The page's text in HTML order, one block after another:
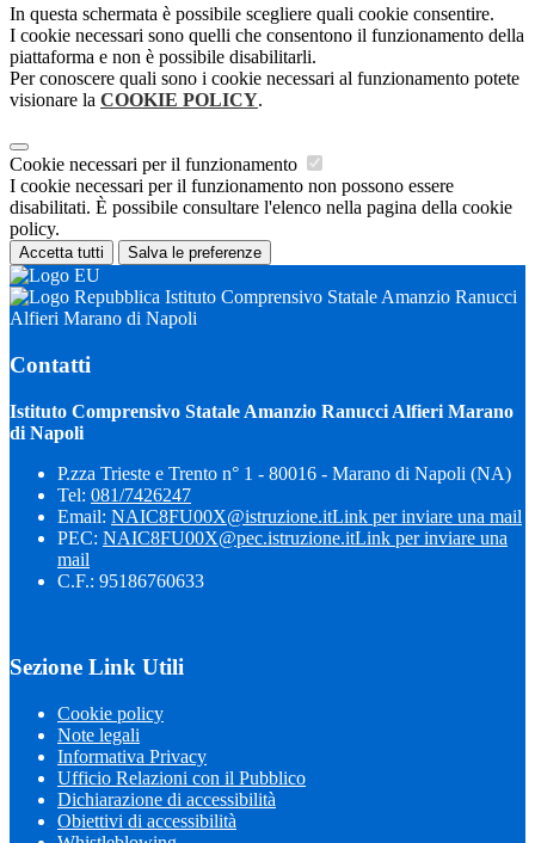
In questa schermata è possibile scegliere quali cookie consentire.
I cookie necessari sono quelli che consentono il funzionamento della
piattaforma e non è possibile disabilitarli.
Per conoscere quali sono i cookie necessari al funzionamento potete
visionare la COOKIE POLICY.
Cookie necessari per il funzionamento
I cookie necessari per il funzionamento non possono essere
disabilitati. È possibile consultare l'elenco nella pagina della cookie
policy.
Accetta tutti Salva le preferenze
Istituto Comprensivo Statale Amanzio Ranucci
Alfieri Marano di Napoli
Contatti
Istituto Comprensivo Statale Amanzio Ranucci Alfieri Marano
di Napoli
P.zza Trieste e Trento n° 1 - 80016 - Marano di Napoli (NA)
Tel: 081/7426247
Email: NAIC8FU00X@istruzione.itLink per inviare una mail
PEC: NAIC8FU00X@pec.istruzione.itLink per inviare una
mail
C.F.: 95186760633
Sezione Link Utili
Cookie policy
Note legali
Informativa Privacy
Ufficio Relazioni con il Pubblico
Dichiarazione di accessibilità
Obiettivi di accessibilità